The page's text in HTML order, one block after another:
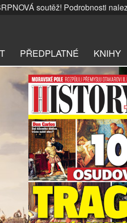
Podrobnosti naleznete
PŘEDPLATNÉ KNIHY